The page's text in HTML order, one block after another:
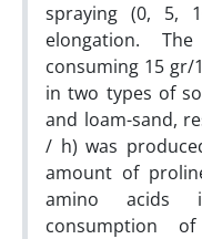
spraying (0, 5,
elongation.
consuming 15 gr/
in two types of
and loam-sand,
/ h) was
amount of
amino acids
consumption